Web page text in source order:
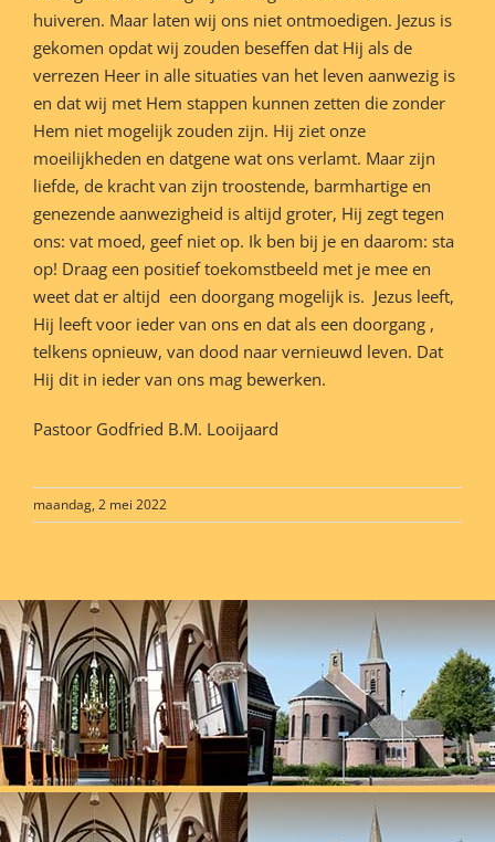
huiveren. Maar laten wij ons niet ontmoedigen. Jezus is
gekomen opdat wij zouden beseffen dat Hij als de
verrezen Heer in alle situaties van het leven aanwezig is
en dat wij met Hem stappen kunnen zetten die zonder
Hem niet mogelijk zouden zijn. Hij ziet onze
moeilijkheden en datgene wat ons verlamt. Maar zijn
liefde, de kracht van zijn troostende, barmhartige en
genezende aanwezigheid is altijd groter, Hij zegt tegen
ons: vat moed, geef niet op. Ik ben bij je en daarom: sta
op! Draag een positief toekomstbeeld met je mee en
weet dat er altijd een doorgang mogelijk is. Jezus leeft,
Hij leeft voor ieder van ons en dat als een doorgang ,
telkens opnieuw, van dood naar vernieuwd leven. Dat
Hij dit in ieder van ons mag bewerken.
Pastoor Godfried B.M. Looijaard
maandag, 2 mei 2022